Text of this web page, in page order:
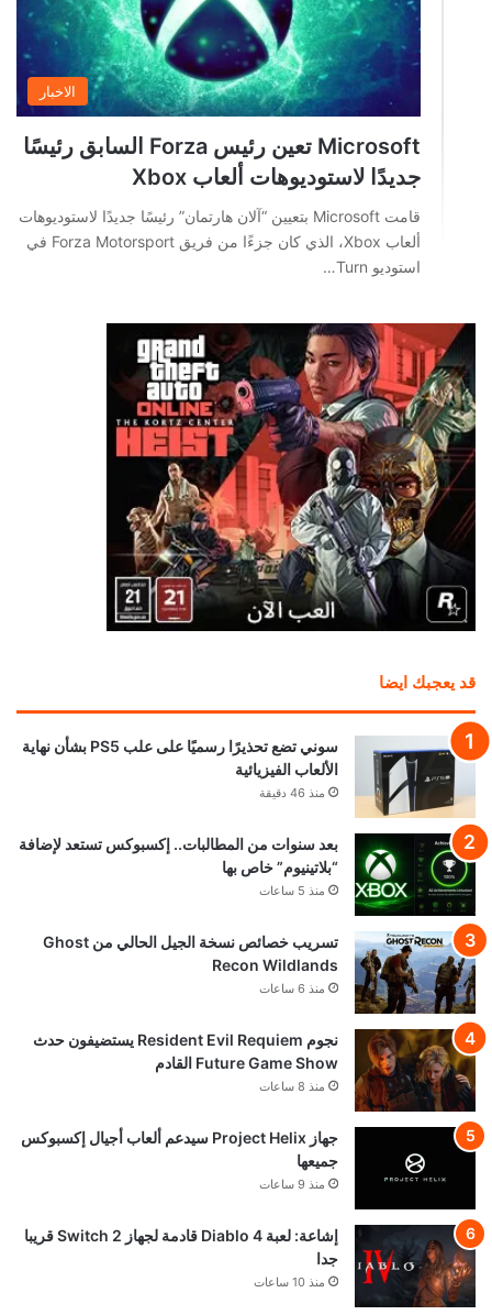
الاخبار
Microsoft تعين رئيس Forza السابق رئيسًا
جديدًا لاستوديوهات ألعاب Xbox
قامت Microsoft بتعيين “آلان هارتمان” رئيسًا جديدًا لاستوديوهات
ألعاب Xbox، الذي كان جزءًا من فريق Forza Motorsport في
استوديو Turn…
قد يعجبك ايضا
سوني تضع تحذيرًا رسميًا على علب PS5 بشأن نهاية
الألعاب الفيزيائية
منذ 46 دقيقة
بعد سنوات من المطالبات.. إكسبوكس تستعد لإضافة
“بلاتينيوم” خاص بها
منذ 5 ساعات
تسريب خصائص نسخة الجيل الحالي من Ghost
Recon Wildlands
منذ 6 ساعات
نجوم Resident Evil Requiem يستضيفون حدث
Future Game Show القادم
منذ 8 ساعات
جهاز Project Helix سيدعم ألعاب أجيال إكسبوكس
جميعها
منذ 9 ساعات
إشاعة: لعبة Diablo 4 قادمة لجهاز Switch 2 قريبا
جدا
منذ 10 ساعات